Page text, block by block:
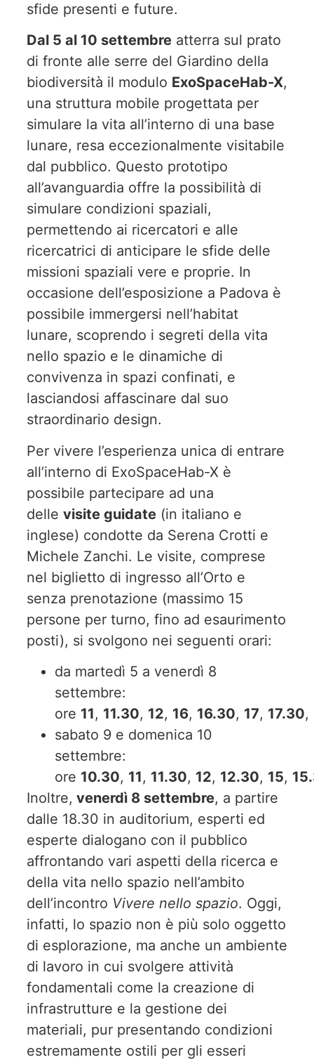
sfide presenti e future.
Dal 5 al 10 settembre atterra sul prato
di fronte alle serre del Giardino della
biodiversità il modulo ExoSpaceHab-X,
una struttura mobile progettata per
simulare la vita all’interno di una base
lunare, resa eccezionalmente visitabile
dal pubblico. Questo prototipo
all’avanguardia offre la possibilità di
simulare condizioni spaziali,
permettendo ai ricercatori e alle
ricercatrici di anticipare le sfide delle
missioni spaziali vere e proprie. In
occasione dell’esposizione a Padova è
possibile immergersi nell’habitat
lunare, scoprendo i segreti della vita
nello spazio e le dinamiche di
convivenza in spazi confinati, e
lasciandosi affascinare dal suo
straordinario design.
Per vivere l’esperienza unica di entrare
all’interno di ExoSpaceHab-X è
possibile partecipare ad una
delle visite guidate (in italiano e
inglese) condotte da Serena Crotti e
Michele Zanchi. Le visite, comprese
nel biglietto di ingresso all’Orto e
senza prenotazione (massimo 15
persone per turno, fino ad esaurimento
posti), si svolgono nei seguenti orari:
da martedì 5 a venerdì 8
settembre:
ore 11, 11.30, 12, 16, 16.30, 17, 17.30,
sabato 9 e domenica 10
settembre:
ore 10.30, 11, 11.30, 12, 12.30, 15,
Inoltre, venerdì 8 settembre, a partire
dalle 18.30 in auditorium, esperti ed
esperte dialogano con il pubblico
affrontando vari aspetti della ricerca e
della vita nello spazio nell’ambito
dell’incontro Vivere nello spazio. Oggi,
infatti, lo spazio non è più solo oggetto
di esplorazione, ma anche un ambiente
di lavoro in cui svolgere attività
fondamentali come la creazione di
infrastrutture e la gestione dei
materiali, pur presentando condizioni
estremamente ostili per gli esseri